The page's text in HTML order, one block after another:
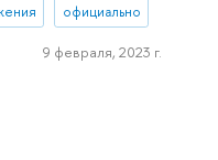
официально
9 февраля, 2023 г.